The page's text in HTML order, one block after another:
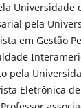
Universidade
pela
em Gestão
pela
Eletrônica